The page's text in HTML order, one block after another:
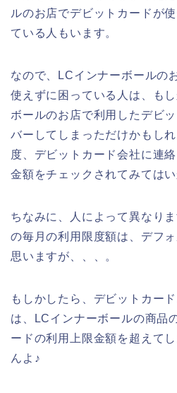
ルのお店でデビットカードが
ている人もいます。
なので、LCインナーボールの
使えずに困っている人は、も
ボールのお店で利用したデビ
バーしてしまっただけかもし
度、デビットカード会社に連
金額をチェックされてみては
ちなみに、人によって異なり
の毎月の利用限度額は、デフ
思いますが、、、。
もしかしたら、デビットカー
は、LCインナーボールの商品
ードの利用上限金額を超えて
んよ♪